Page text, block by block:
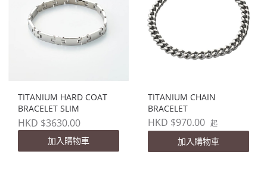
TITANIUM HARD COAT
BRACELET SLIM
HKD $3630.00
加入購物車
TITANIUM CHAIN
BRACELET
HKD $970.00 起
加入購物車